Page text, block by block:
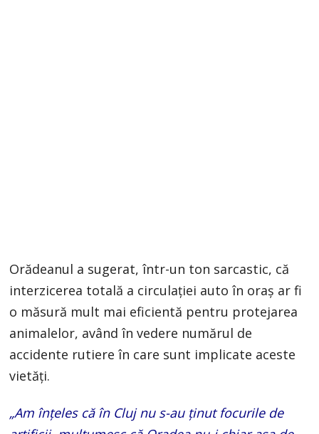
Orădeanul a sugerat, într-un ton sarcastic, că
interzicerea totală a circulației auto în oraș ar fi
o măsură mult mai eficientă pentru protejarea
animalelor, având în vedere numărul de
accidente rutiere în care sunt implicate aceste
vietăți.
„Am înțeles că în Cluj nu s-au ținut focurile de